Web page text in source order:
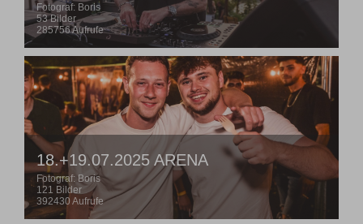
Fotograf: Boris
53 Bilder
285756 Aufrufe
18.+19.07.2025 ARENA
Fotograf: Boris
121 Bilder
392430 Aufrufe